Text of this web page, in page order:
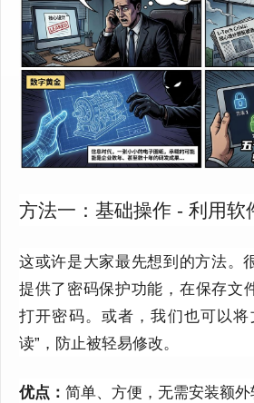
方法一：基础操作 - 利用软
这或许是大家最先想到的方法。
提供了密码保护功能，在保存文
打开密码。 或者，我们也可以将
读”，防止被轻易修改。
优点： 简单、方便，无需安装额外